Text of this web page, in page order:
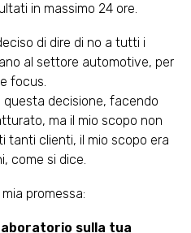
in massimo 24 ore.
di dire di no a tutti i
al settore automotive, per
focus.
decisione, facendo
ma il mio scopo non
clienti, il mio scopo era
come si dice.
promessa:
sulla tua